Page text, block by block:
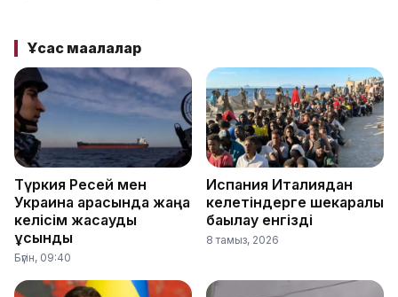
Ұқсас мақалалар
Түркия Ресей мен
Украина арасында жаңа
келісім жасауды
ұсынды
Бүгін, 09:40
Испания Италиядан
келетіндерге шекаралық
бақылау енгізді
8 тамыз, 2026